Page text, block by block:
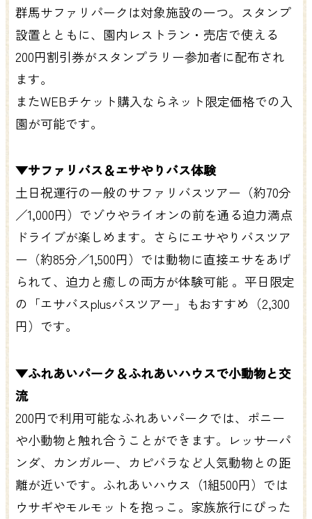
群馬サファリパークは対象施設の一つ。スタンプ
設置とともに、園内レストラン・売店で使える
200円割引券がスタンプラリー参加者に配布され
ます。
またWEBチケット購入ならネット限定価格での入
園が可能です。
▼サファリバス＆エサやりバス体験
土日祝運行の一般のサファリバスツアー（約70分
／1,000円）でゾウやライオンの前を通る迫力満点
ドライブが楽しめます。さらにエサやりバスツア
ー（約85分／1,500円）では動物に直接エサをあげ
られて、迫力と癒しの両方が体験可能 。平日限定
の「エサバスplusバスツアー」もおすすめ（2,300
円）です。
▼ふれあいパーク＆ふれあいハウスで小動物と交
流
200円で利用可能なふれあいパークでは、ポニー
や小動物と触れ合うことができます。レッサーパ
ンダ、カンガルー、カピバラなど人気動物との距
離が近いです。ふれあいハウス（1組500円）では
ウサギやモルモットを抱っこ。家族旅行にぴった